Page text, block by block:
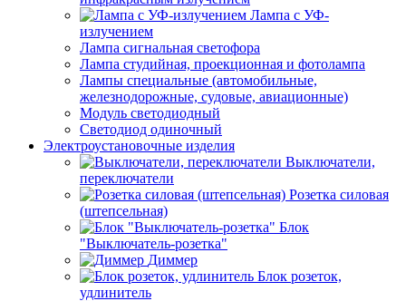
Лампа с УФ-
излучением
Лампа сигнальная светофора
Лампа студийная, проекционная и фотолампа
Лампы специальные (автомобильные,
железнодорожные, судовые, авиационные)
Модуль светодиодный
Светодиод одиночный
Электроустановочные изделия
Выключатели,
переключатели
Розетка силовая
(штепсельная)
Блок
"Выключатель-розетка"
Диммер
Блок розеток,
удлинитель